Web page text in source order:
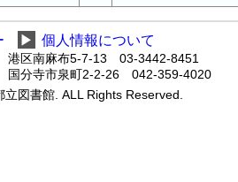
▶ 個人情報について
区南麻布5-7-13 03-3442-8451
分寺市泉町2-2-26 042-359-4020
図書館. ALL Rights Reserved.